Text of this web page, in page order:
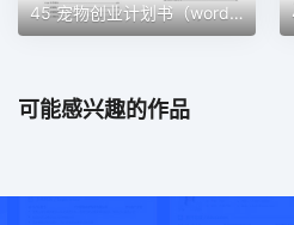
45 宠物创业计划书（word＋ppt配套）创业计划书word模板
可能感兴趣的作品